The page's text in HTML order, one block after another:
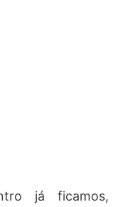
já ficamos,